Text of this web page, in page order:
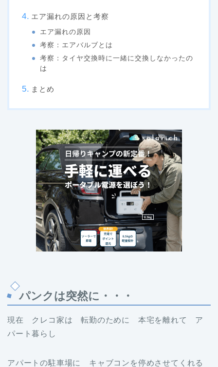
エア漏れの原因と考察
エア漏れの原因
考察：エアバルブとは
考察：タイヤ交換時に一緒に交換しなかったの
は
まとめ
パンクは突然に・・・
現在 クレコ家は 転勤のために 本宅を離れて ア
パート暮らし
アパートの駐車場に キャブコンを停めさせてくれる